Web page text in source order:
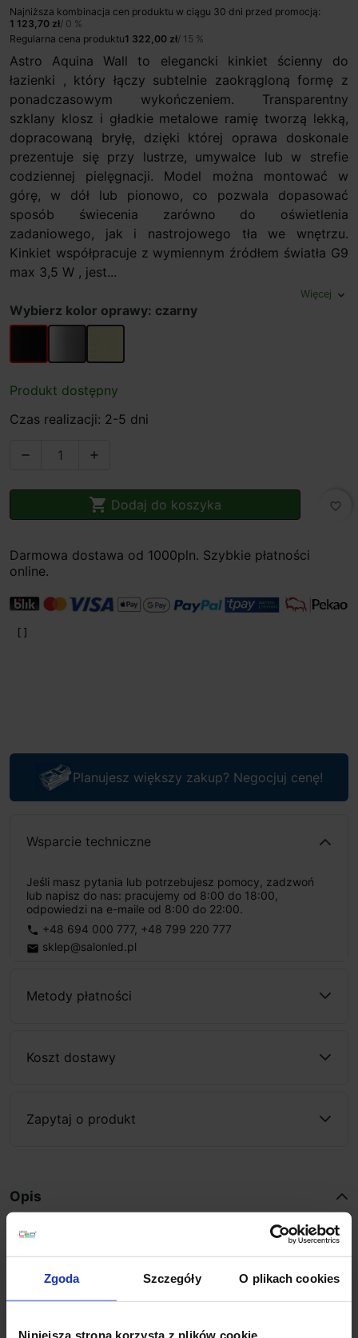
Zgoda Szczegóły O plikach cookies
Niniejsza strona korzysta z plików cookie
Najniższa kombinacja cen produktu w ciągu 30 dni przed promocją:
1 123,70 zł/ 0 %
Regularna cena produktu1 322,00 zł/ 15 %
Astro Aquina Wall to elegancki kinkiet ścienny do
łazienki , który łączy subtelnie zaokrągloną formę z
ponadczasowym wykończeniem. Transparentny
szklany klosz i gładkie metalowe ramię tworzą lekką,
dopracowaną bryłę, dzięki której oprawa doskonale
prezentuje się przy lustrze, umywalce lub w strefie
codziennej pielęgnacji. Model można montować w
górę, w dół lub pionowo, co pozwala dopasować
sposób świecenia zarówno do oświetlenia
zadaniowego, jak i nastrojowego tła we wnętrzu.
Kinkiet współpracuje z wymiennym źródłem światła G9
max 3,5 W , jest...
Więcej expand_more
Wybierz kolor oprawy: czarny
czarnychrommosiądz
Produkt dostępny
Czas realizacji: 2-5 dni
 
 Dodaj do koszyka favorite_border
Darmowa dostawa od 1000pln. Szybkie płatności
online.
Planujesz większy zakup? Negocjuj cenę!
Wsparcie techniczne
Jeśli masz pytania lub potrzebujesz pomocy, zadzwoń
lub napisz do nas: pracujemy od 8:00 do 18:00,
odpowiedzi na e-maile od 8:00 do 22:00.
phone +48 694 000 777, +48 799 220 777
email sklep@salonled.pl
Metody płatności
Koszt dostawy
Zapytaj o produkt
Opis
Astro Aquina Wall to elegancki kinkiet ścienny do
ponadczasowym wykończeniem. Transparentny
szklany klosz i gładkie metalowe ramię tworzą lekką,